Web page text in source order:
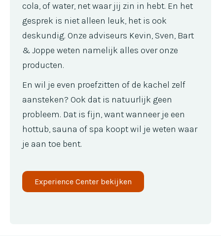
cola, of water, net waar jij zin in hebt. En het
gesprek is niet alleen leuk, het is ook
deskundig. Onze adviseurs Kevin, Sven, Bart
& Joppe weten namelijk alles over onze
producten.
En wil je even proefzitten of de kachel zelf
aansteken? Ook dat is natuurlijk geen
probleem. Dat is fijn, want wanneer je een
hottub, sauna of spa koopt wil je weten waar
je aan toe bent.
Experience Center bekijken